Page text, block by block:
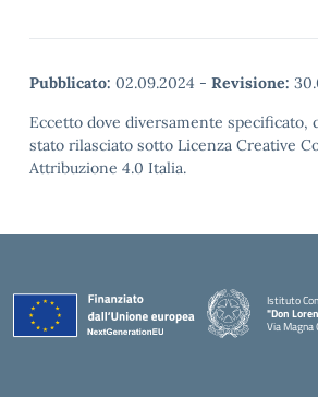
Pubblicato: 02.09.2024 - Revisione:
Eccetto dove diversamente specificato,
stato rilasciato sotto Licenza Creative
Attribuzione 4.0 Italia.
Istituto
"Don
Via Magna
— Visita la